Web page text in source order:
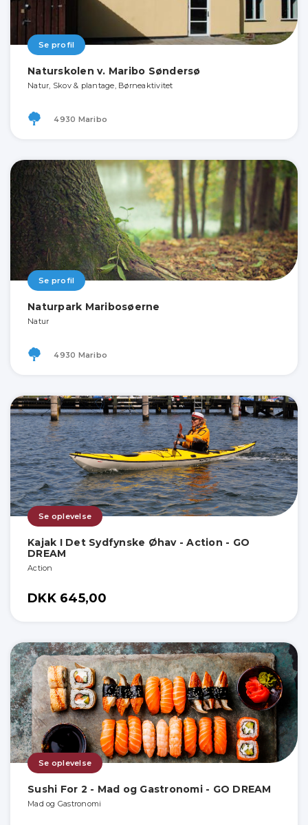
Se profil
Naturskolen v. Maribo Søndersø
Natur, Skov & plantage, Børneaktivitet
4930 Maribo
Se profil
Naturpark Maribosøerne
Natur
4930 Maribo
Se oplevelse
Kajak I Det Sydfynske Øhav - Action - GO
DREAM
Action
DKK 645,00
Se oplevelse
Sushi For 2 - Mad og Gastronomi - GO DREAM
Mad og Gastronomi